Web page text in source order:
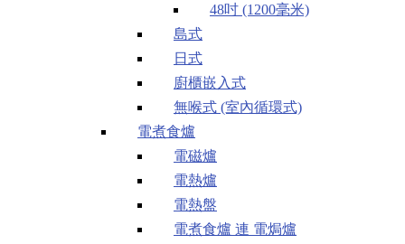
48吋 (1200毫米)
島式
日式
廚櫃嵌入式
無喉式 (室內循環式)
電煮食爐
電磁爐
電熱爐
電熱盤
電煮食爐 連 電焗爐